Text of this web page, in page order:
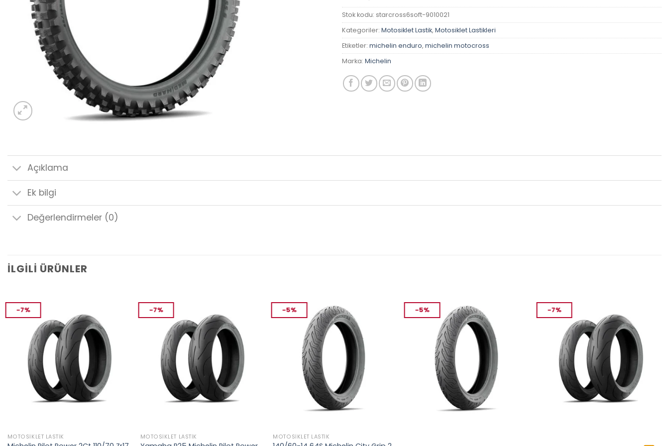
Stok kodu: starcross6soft-9010021
Kategoriler: Motosiklet Lastik, Motosiklet Lastikleri
Etiketler: michelin enduro, michelin motocross
Marka: Michelin
Açıklama
Ek bilgi
Değerlendirmeler (0)
İLGILI ÜRÜNLER
-7%
MOTOSIKLET LASTIK
-7%
MOTOSIKLET LASTIK
-5%
MOTOSIKLET LASTIK
-5% -7%